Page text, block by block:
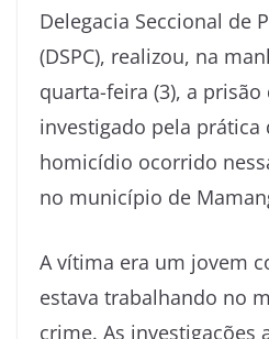
Delegacia Seccional de
(DSPC), realizou, na
quarta-feira (3), a
investigado pela prática
homicídio ocorrido
no município de
A vítima era um jovem
estava trabalhando no
crime. As investigações